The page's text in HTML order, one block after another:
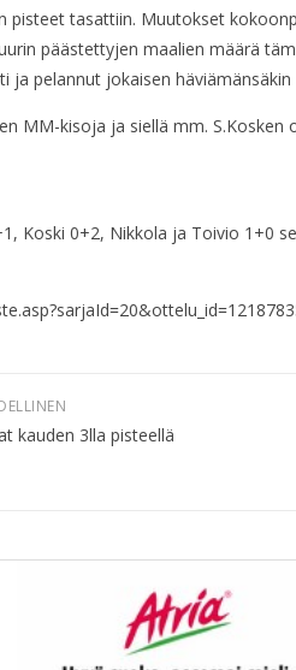
pisteet tasattiin. Muutokset
päästettyjen maalien määrä
ja pelannut jokaisen
MM-kisoja ja siellä mm.
Koski 0+2, Nikkola ja Toivio 1+0
kauden 3lla pisteellä